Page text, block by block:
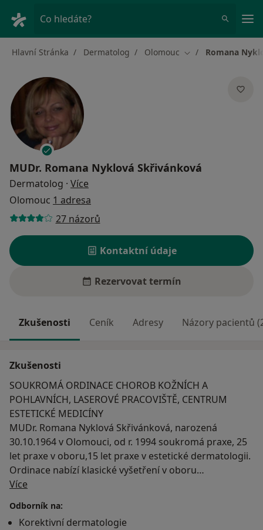
Co hledáte?
Hlavní Stránka Dermatolog Olomouc Změna města
Romana
MUDr. Romana Nyklová Skřivánková
Dermatolog · Více
Olomouc 1 adresa
27 názorů
Kontaktní údaje
Rezervovat termín
Zkušenosti Ceník Adresy Názory pacientů
Zkušenosti
SOUKROMÁ ORDINACE CHOROB KOŽNÍCH A
POHLAVNÍCH, LASEROVÉ PRACOVIŠTĚ, CENTRUM
ESTETICKÉ MEDICÍNY
MUDr. Romana Nyklová Skřivánková, narozená
30.10.1964 v Olomouci, od r. 1994 soukromá praxe, 25
let praxe v oboru,15 let praxe v estetické dermatologii.
Ordinace nabízí klasické vyšetření v oboru
dermatologie a venerologie.
Do ambulantních hodin se neobjednává, všechny
zákroky dle objednávky po osobní dohodě.
Více
Odborník na:
Korektivní dermatologie